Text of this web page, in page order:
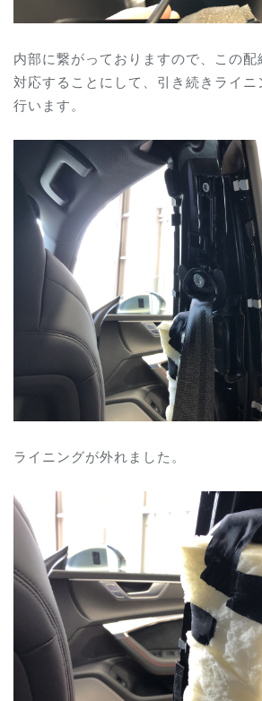
内部に繋がっておりますので、この
対応することにして、引き続きライ
行います。
ライニングが外れました。